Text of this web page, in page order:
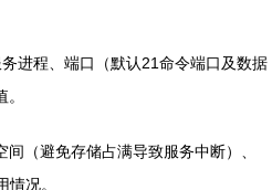
务进程、端口（默认21命令端口及数据
间（避免存储占满导致服务中断）、
况。